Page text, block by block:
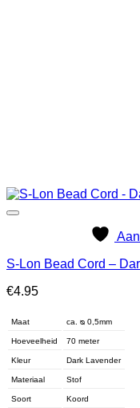
S-Lon Bead Cord –
€4.95
Maat ca. ᴓ 0,5mm
Hoeveelheid 70 meter
Kleur Dark Lavender
Materiaal Stof
Soort Koord